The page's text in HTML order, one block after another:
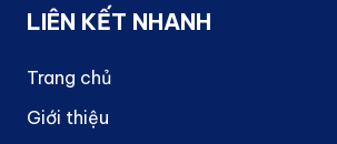
LIÊN KẾT NHANH
Trang chủ
Giới thiệu